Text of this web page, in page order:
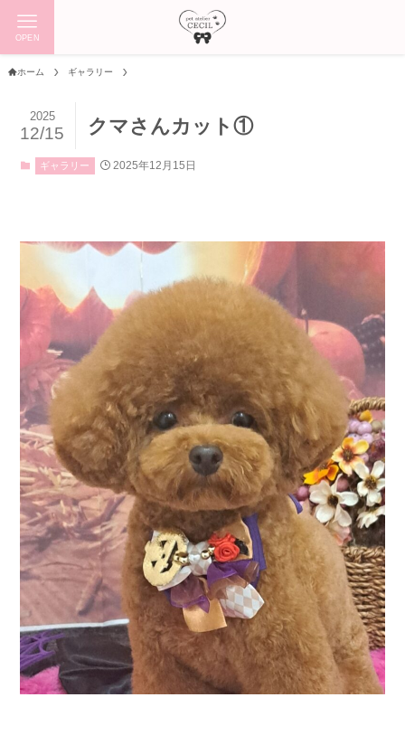
OPEN
ホーム ギャラリー
クマさんカット①
2025
12/15
ギャラリー 2025年12月15日